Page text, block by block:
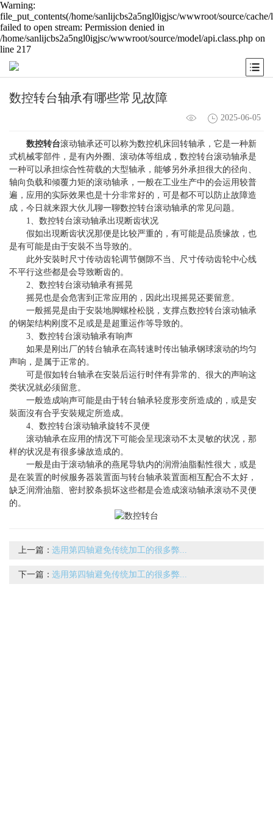
Warning:
file_put_contents(/home/sanlijcbs2a5ngl0igjsc/wwwroot/source/cache/
failed to open stream: Permission denied in
/home/sanlijcbs2a5ngl0igjsc/wwwroot/source/model/api.class.php on
line 217
数控转台轴承有哪些常见故障
2025-06-05
数控转台滚动轴承还可以称为数控机床回转轴承，它是一种新
式机械零部件，是有內外圈、滚动体等组成， 数控转台滚动轴承是
一种可以承担综合性荷载的大型轴承，能够另外承担很大的径向、
轴向负载和倾覆力矩的滚动轴承，一般在工业生产中的会运用较普
遍，应用的实际效果也是十分非常好的，可是都不可以防止故障造
成，今日就来跟大伙儿聊一聊数控转台滚动轴承的常见问题。
1、数控转台滚动轴承出現断齿状况
假如出現断齿状况那便是比较严重的，有可能是品质缘故，也
是有可能是由于安裝不当导致的。
此外安裝时尺寸传动齿轮调节侧隙不当、尺寸传动齿轮中心线
不平行这些都是会导致断齿的。
2、数控转台滚动轴承有摇晃
摇晃也是会危害到正常应用的，因此出現摇晃还要留意。
一般摇晃是由于安裝地脚螺栓松脱，支撑点数控转台滚动轴承
的钢架结构刚度不足或是是超重运作等导致的。
3、数控转台滚动轴承有响声
如果是刚出厂的转台轴承在高转速时传出轴承钢球滚动的均匀
声响，是属于正常的。
可是假如转台轴承在安裝后运行时伴有异常的、很大的声响这
类状况就必须留意。
一般造成响声可能是由于转台轴承轻度形变所造成的，或是安
裝面沒有合乎安裝规定所造成。
4、 数控转台滚动轴承旋转不灵便
滚动轴承在应用的情况下可能会呈现滚动不太灵敏的状况，那
样的状况是有很多缘故造成的。
一般是由于滚动轴承的燕尾导轨内的润滑油脂黏性很大，或是
是在装置的时候服务器装置面与转台轴承装置面相互配合不太好，
缺乏润滑油脂、密封胶条损坏这些都是会造成滚动轴承滚动不灵便
的。
上一篇：选用第四轴避免传统加工的很多弊...
下一篇：选用第四轴避免传统加工的很多弊...